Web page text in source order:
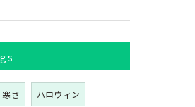
寒さ ハロウィン